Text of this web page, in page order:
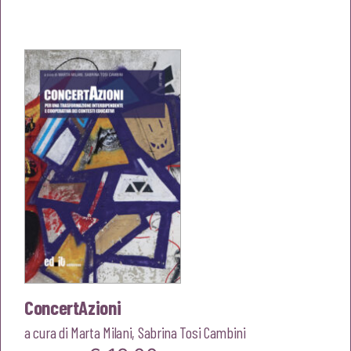
era:
€20,00.
è:
€19,00.
ConcertAzioni
a cura di Marta Milani, Sabrina Tosi Cambini